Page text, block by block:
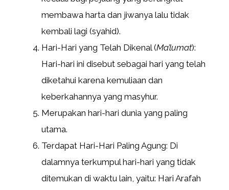
membawa harta dan jiwanya lalu tidak
kembali lagi (syahid).
Hari-Hari yang Telah Dikenal (Ma’lumat):
Hari-hari ini disebut sebagai hari yang telah
diketahui karena kemuliaan dan
keberkahannya yang masyhur.
Merupakan hari-hari dunia yang paling
utama.
Terdapat Hari-Hari Paling Agung: Di
dalamnya terkumpul hari-hari yang tidak
ditemukan di waktu lain, yaitu: Hari Arafah